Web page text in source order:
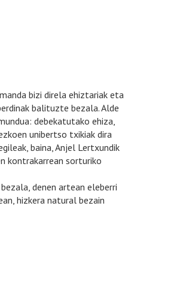
bizi direla ehiztariak eta
balituzte bezala. Alde
debekatutako ehiza,
unibertso txikiak dira
baina, Anjel Lertxundik
kontrakarrean sorturiko
denen artean eleberri
hizkera natural bezain